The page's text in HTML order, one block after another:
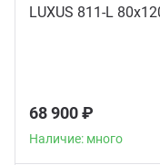
LUXUS 811-L
68 900 ₽
Наличие: много